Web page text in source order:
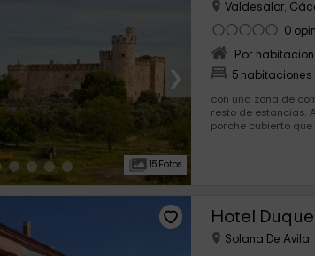
›
15 Fotos
Valdesalor,
0
Por
5 habitaciones
con una zona de comedor. Una zona de estar,
resto de estancias. Además, esta vivienda dispone de un
porche cubierto
Hotel
Solana De Avila,